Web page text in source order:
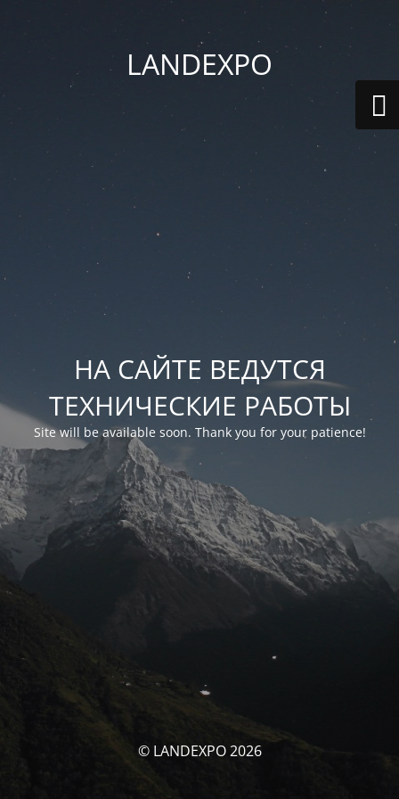
LANDEXPO
НА САЙТЕ ВЕДУТСЯ
ТЕХНИЧЕСКИЕ РАБОТЫ
Site will be available soon. Thank you for your patience!
© LANDEXPO 2026